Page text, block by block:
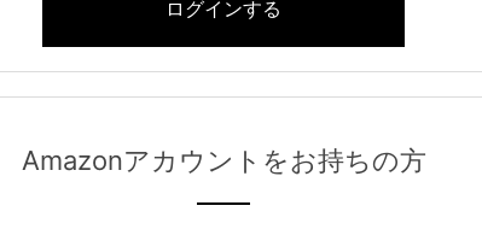
Amazonアカウントをお持ちの方